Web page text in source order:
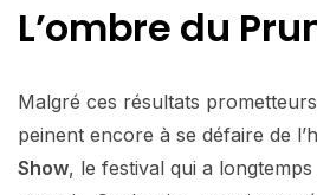
L’ombre du
Malgré ces résultats
peinent encore à se défaire de
Show, le festival qui a